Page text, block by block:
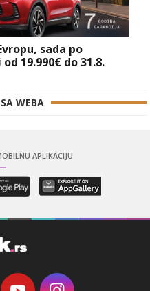
sada po
19.990€ do 31.8.
WEBA
APLIKACIJU